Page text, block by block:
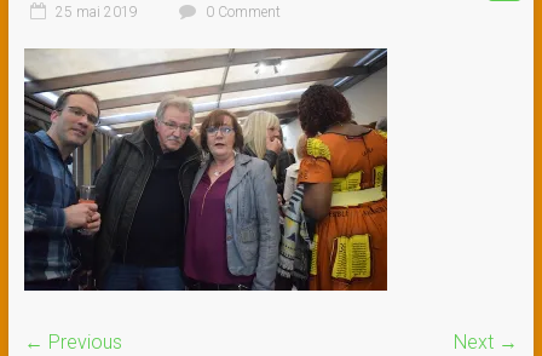
25 mai 2019 0 Comment
← Previous Next →